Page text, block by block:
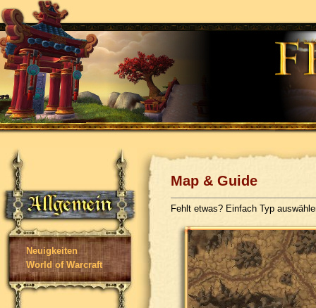
Neuigkeiten
World of Warcraft
Map & Guide
Fehlt etwas? Einfach Typ